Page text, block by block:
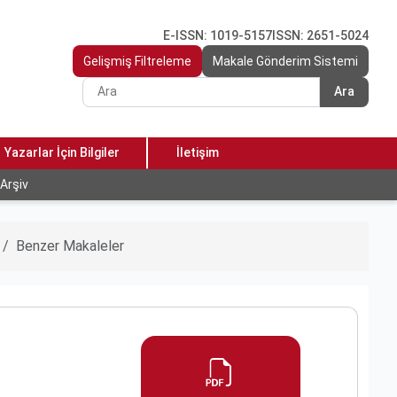
E-ISSN: 1019-5157 ISSN: 2651-5024
Gelişmiş Filtreleme
Makale Gönderim Sistemi
Ara
Yazarlar İçin Bilgiler İletişim
Arşiv
Benzer Makaleler